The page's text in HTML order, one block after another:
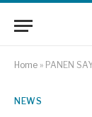
Home » PANEN
NEWS